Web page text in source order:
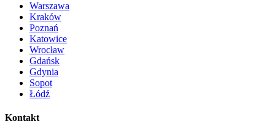
Warszawa
Kraków
Poznań
Katowice
Wrocław
Gdańsk
Gdynia
Sopot
Łódź
Kontakt